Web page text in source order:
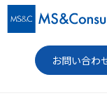
お問い合わ